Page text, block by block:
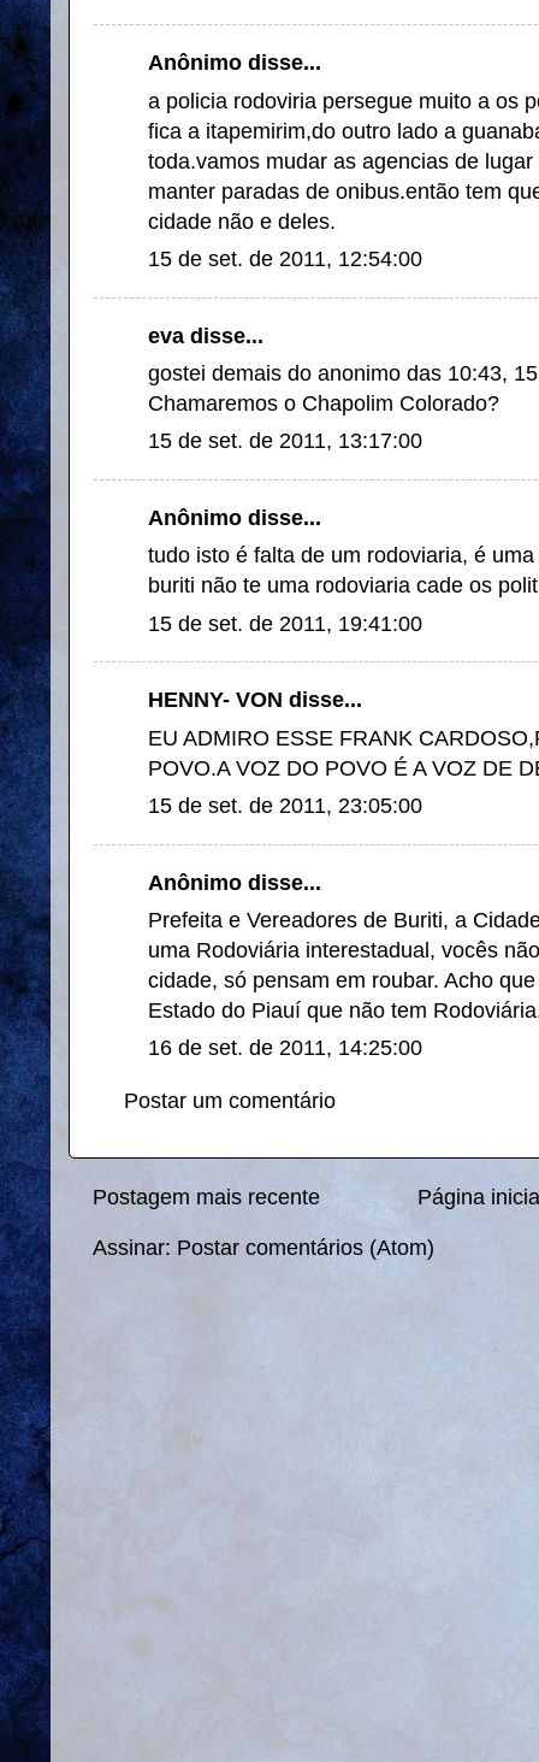
Anônimo disse...
a policia rodoviria persegue muito a os
fica a itapemirim,do outro lado a
toda.vamos mudar as agencias de
manter paradas de onibus.então tem
cidade não e deles.
15 de set. de 2011, 12:54:00
eva disse...
gostei demais do anonimo das 10:43,
Chamaremos o Chapolim Colorado?
15 de set. de 2011, 13:17:00
Anônimo disse...
tudo isto é falta de um rodoviaria, é
buriti não te uma rodoviaria cade os
15 de set. de 2011, 19:41:00
HENNY- VON disse...
EU ADMIRO ESSE FRANK
POVO.A VOZ DO POVO É A VOZ DE
15 de set. de 2011, 23:05:00
Anônimo disse...
Prefeita e Vereadores de Buriti, a
uma Rodoviária interestadual, vocês
cidade, só pensam em roubar. Acho
Estado do Piauí que não tem
16 de set. de 2011, 14:25:00
Postar um comentário
Postagem mais recente Página
Assinar: Postar comentários (Atom)